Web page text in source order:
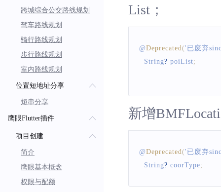
跨城综合公交路线规划
驾车路线规划
骑行路线规划
步行路线规划
室内路线规划
位置短地址分享
短串分享
鹰眼Flutter插件
项目创建
简介
鹰眼基本概念
权限与配额
List；
@Deprecated('已废弃
String? poiList;
新增
@Deprecated('已废弃
String? coorType;